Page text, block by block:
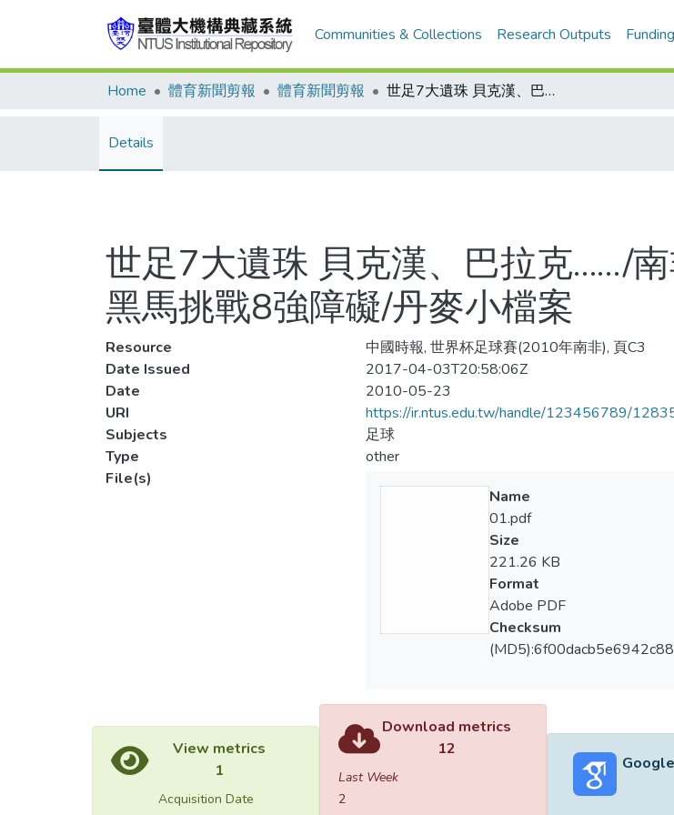
Communities & Collections Research Outputs
Home 體育新聞剪報 體育新聞剪報 世足7大遺珠 貝克漢、巴拉克……/南非世足賽倒數19天 E組 北歐黑馬挑戰8強障礙/丹麥小檔案
Details
世足7大遺珠 貝克漢、巴拉克……/
黑馬挑戰8強障礙/丹麥小檔案
Resource
中國時報, 世界杯足球賽(2010年南非), 頁C3
Date Issued
2017-04-03T20:58:06Z
Date
2010-05-23
URI
https://ir.ntus.edu.tw/handle/123456789/
Subjects
足球
Type
other
File(s)
Name
01.pdf
Size
221.26 KB
Format
Adobe PDF
Checksum
View metrics
1
Acquisition Date
Download metrics
12
Last Week
2